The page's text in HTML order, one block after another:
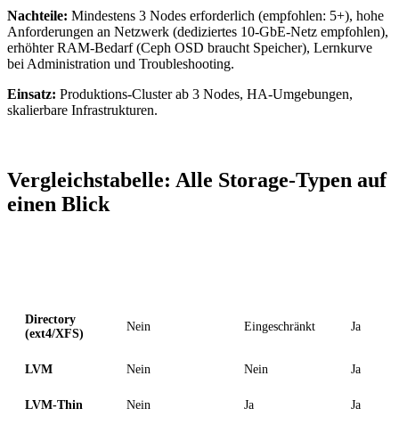
Nachteile: Mindestens 3 Nodes erforderlich (empfohlen: 5+), hohe
Anforderungen an Netzwerk (dediziertes 10-GbE-Netz empfohlen),
erhöhter RAM-Bedarf (Ceph OSD braucht Speicher), Lernkurve
bei Administration und Troubleshooting.
Einsatz: Produktions-Cluster ab 3 Nodes, HA-Umgebungen,
skalierbare Infrastrukturen.
Vergleichstabelle: Alle Storage-Typen auf
einen Blick
Directory
(ext4/XFS)
Nein Eingeschränkt Ja
LVM Nein Nein Ja
LVM-Thin Nein Ja Ja